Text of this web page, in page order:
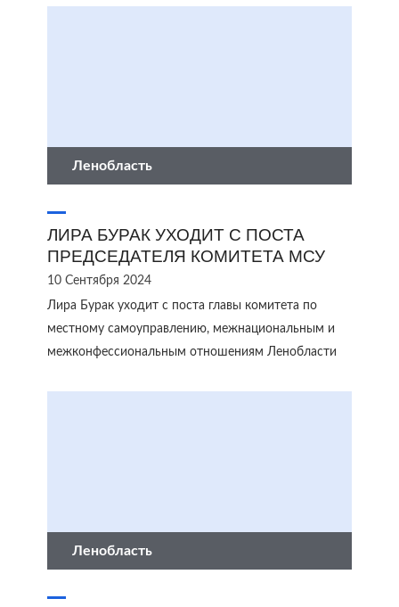
Ленобласть
ЛИРА БУРАК УХОДИТ С ПОСТА
ПРЕДСЕДАТЕЛЯ КОМИТЕТА МСУ
10 Сентября 2024
Лира Бурак уходит с поста главы комитета по
местному самоуправлению, межнациональным и
межконфессиональным отношениям Ленобласти
Ленобласть